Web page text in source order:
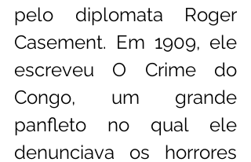
pelo diplomata Roger
Casement. Em 1909, ele
escreveu O Crime do
Congo, um grande
panfleto no qual ele
denunciava os horrores